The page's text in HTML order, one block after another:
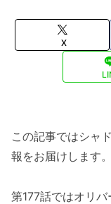
X
この記事ではシャ
報をお届けします。
第177話ではオリ